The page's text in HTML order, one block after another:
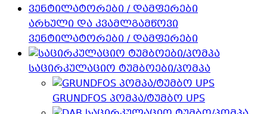
არხული და კვამლგამწოვი
ვენტილატორები / დამფერები
საცირკულაციო ტუმბოები/პომპა
GRUNDFOS პომპა/ტუმბო UPS